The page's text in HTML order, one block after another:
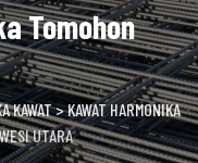
Tomohon
KAWAT>KAWAT HARMONIKA
UTARA